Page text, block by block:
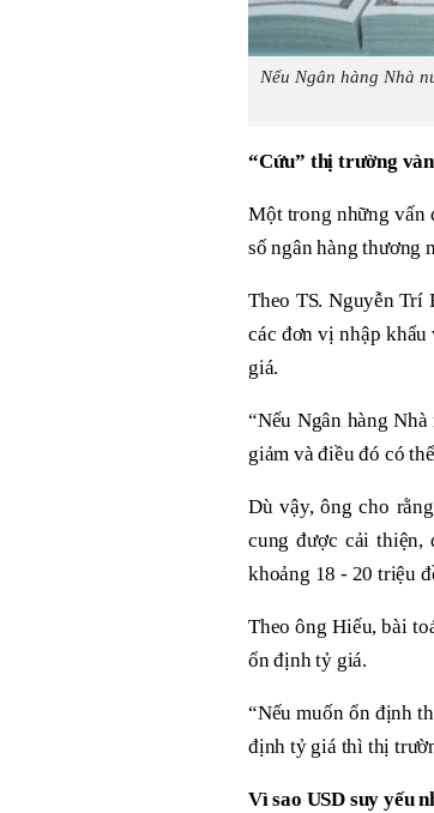
Nếu Ngân hàng Nhà
“Cứu” thị trường
Một trong những vấn
số ngân hàng thương
Theo TS. Nguyễn Trí
các đơn vị nhập
giá.
“Nếu Ngân hàng
giảm và điều đó có
Dù vậy, ông cho
cung được cải thiện,
khoảng 18 - 20 triệu
Theo ông Hiếu, bài
ổn định tỷ giá.
“Nếu muốn ổn định
định tỷ giá thì thị
Vì sao USD suy yếu